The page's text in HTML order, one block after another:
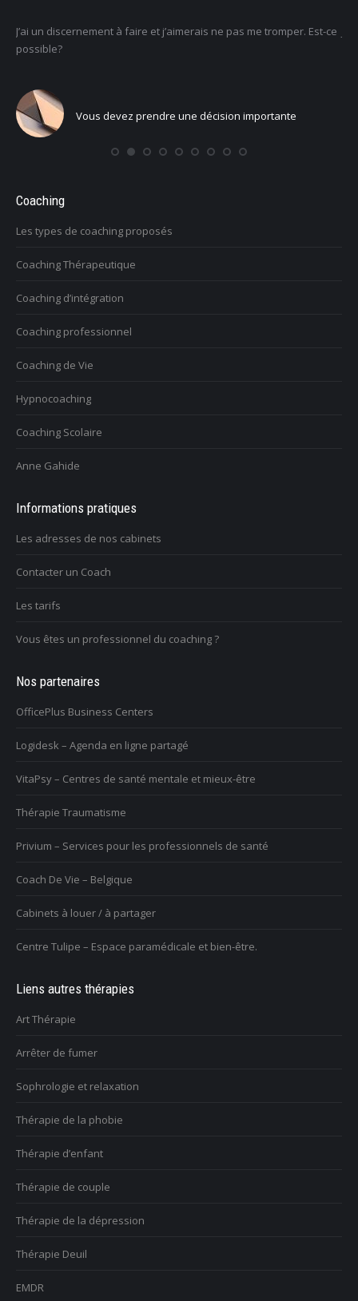
ne pas me tromper. Est-ce
importante
Je ne sais pas ce que je veux faire dans la
Vous voulez trouver votre voix
Coaching
Les types de coaching proposés
Coaching Thérapeutique
Coaching d’intégration
Coaching professionnel
Coaching de Vie
Hypnocoaching
Coaching Scolaire
Anne Gahide
Informations pratiques
Les adresses de nos cabinets
Contacter un Coach
Les tarifs
Vous êtes un professionnel du coaching ?
Nos partenaires
OfficePlus Business Centers
Logidesk – Agenda en ligne partagé
VitaPsy – Centres de santé mentale et mieux-être
Thérapie Traumatisme
Privium – Services pour les professionnels de santé
Coach De Vie – Belgique
Cabinets à louer / à partager
Centre Tulipe – Espace paramédicale et bien-être.
Liens autres thérapies
Art Thérapie
Arrêter de fumer
Sophrologie et relaxation
Thérapie de la phobie
Thérapie d’enfant
Thérapie de couple
Thérapie de la dépression
Thérapie Deuil
EMDR